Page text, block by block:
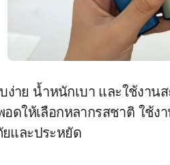
าย น้ำหนักเบา และใช้งาน
อดให้เลือกหลากรสชาติ ใช้
ยและประหยัด